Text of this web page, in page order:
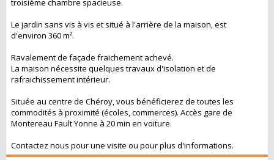
troisième chambre spacieuse.
Le jardin sans vis à vis et situé à l'arrière de la maison, est
d'environ 360 m².
Ravalement de façade fraichement achevé.
La maison nécessite quelques travaux d'isolation et de
rafraichissement intérieur.
Située au centre de Chéroy, vous bénéficierez de toutes les
commodités à proximité (écoles, commerces). Accès gare de
Montereau Fault Yonne à 20 min en voiture.
Contactez nous pour une visite ou pour plus d'informations.